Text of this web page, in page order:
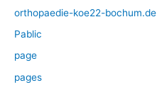
orthopaedie-koe22-bochum.de
Pablic
page
pages